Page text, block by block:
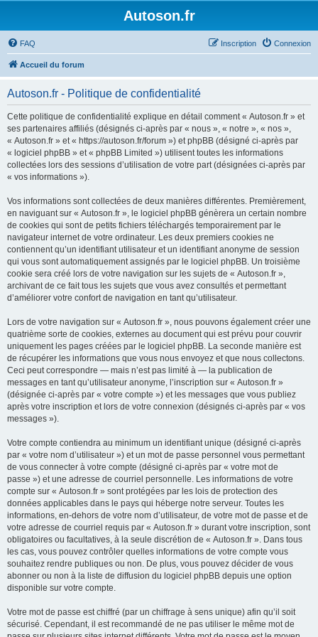
Autoson.fr
FAQ Connexion
Inscription
Accueil du forum
Autoson.fr - Politique de confidentialité
Cette politique de confidentialité explique en détail comment « Autoson.fr » et
ses partenaires affiliés (désignés ci-après par « nous », « notre », « nos »,
« Autoson.fr » et « https://autoson.fr/forum ») et phpBB (désigné ci-après par
« logiciel phpBB » et « phpBB Limited ») utilisent toutes les informations
collectées lors des sessions d’utilisation de votre part (désignées ci-après par
« vos informations »).
Vos informations sont collectées de deux manières différentes. Premièrement,
en naviguant sur « Autoson.fr », le logiciel phpBB génèrera un certain nombre
de cookies qui sont de petits fichiers téléchargés temporairement par le
navigateur internet de votre ordinateur. Les deux premiers cookies ne
contiennent qu’un identifiant utilisateur et un identifiant anonyme de session
qui vous sont automatiquement assignés par le logiciel phpBB. Un troisième
cookie sera créé lors de votre navigation sur les sujets de « Autoson.fr »,
archivant de ce fait tous les sujets que vous avez consultés et permettant
d’améliorer votre confort de navigation en tant qu’utilisateur.
Lors de votre navigation sur « Autoson.fr », nous pouvons également créer une
quatrième sorte de cookies, externes au document qui est prévu pour couvrir
uniquement les pages créées par le logiciel phpBB. La seconde manière est
de récupérer les informations que vous nous envoyez et que nous collectons.
Ceci peut correspondre — mais n’est pas limité à — la publication de
messages en tant qu’utilisateur anonyme, l’inscription sur « Autoson.fr »
(désignée ci-après par « votre compte ») et les messages que vous publiez
après votre inscription et lors de votre connexion (désignés ci-après par « vos
messages »).
Votre compte contiendra au minimum un identifiant unique (désigné ci-après
par « votre nom d’utilisateur ») et un mot de passe personnel vous permettant
de vous connecter à votre compte (désigné ci-après par « votre mot de
passe ») et une adresse de courriel personnelle. Les informations de votre
compte sur « Autoson.fr » sont protégées par les lois de protection des
données applicables dans le pays qui héberge notre serveur. Toutes les
informations, en-dehors de votre nom d’utilisateur, de votre mot de passe et de
votre adresse de courriel requis par « Autoson.fr » durant votre inscription, sont
obligatoires ou facultatives, à la seule discrétion de « Autoson.fr ». Dans tous
les cas, vous pouvez contrôler quelles informations de votre compte vous
souhaitez rendre publiques ou non. De plus, vous pouvez décider de vous
abonner ou non à la liste de diffusion du logiciel phpBB depuis une option
disponible sur votre compte.
Votre mot de passe est chiffré (par un chiffrage à sens unique) afin qu’il soit
sécurisé. Cependant, il est recommandé de ne pas utiliser le même mot de